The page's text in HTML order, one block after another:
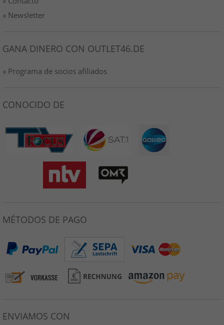
» Newsletter
GANA DINERO CON OUTLET46.DE
» Programa de socios afiliados
CONOCIDO DE
MÉTODOS DE PAGO
ENVIAMOS CON